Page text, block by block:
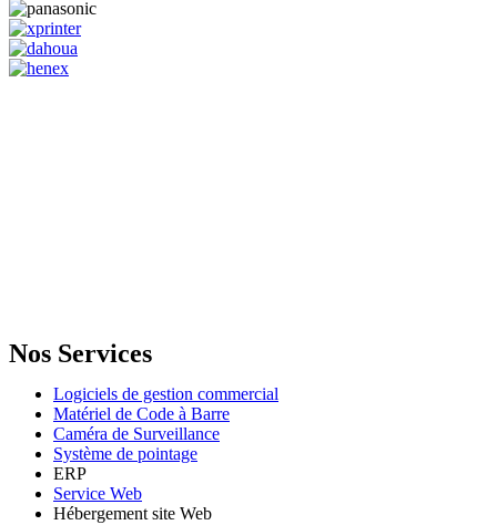
Nos Services
Logiciels de gestion commercial
Matériel de Code à Barre
Caméra de Surveillance
Système de pointage
ERP
Service Web
Hébergement site Web